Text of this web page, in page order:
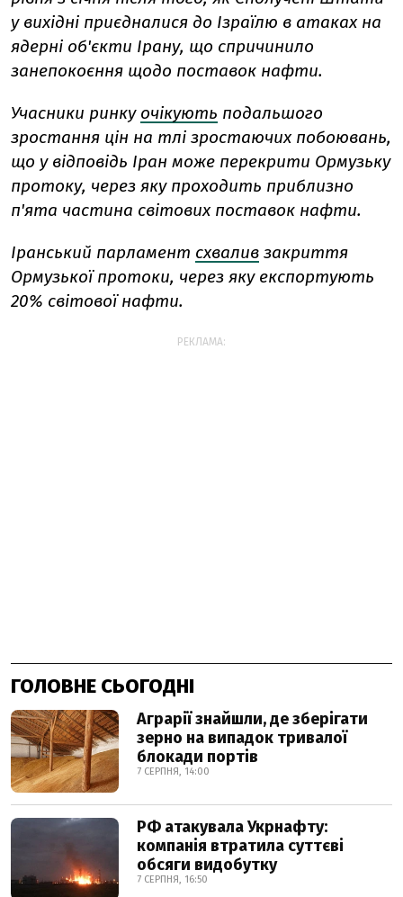
у вихідні приєдналися до Ізраїлю в атаках на
ядерні об'єкти Ірану, що спричинило
занепокоєння щодо поставок нафти.
Учасники ринку очікують подальшого
зростання цін на тлі зростаючих побоювань,
що у відповідь Іран може перекрити Ормузьку
протоку, через яку проходить приблизно
п'ята частина світових поставок нафти.
Іранський парламент схвалив закриття
Ормузької протоки, через яку експортують
20% світової нафти.
РЕКЛАМА:
ГОЛОВНЕ СЬОГОДНІ
Аграрії знайшли, де зберігати
зерно на випадок тривалої
блокади портів
7 СЕРПНЯ, 14:00
РФ атакувала Укрнафту:
компанія втратила суттєві
обсяги видобутку
7 СЕРПНЯ, 16:50